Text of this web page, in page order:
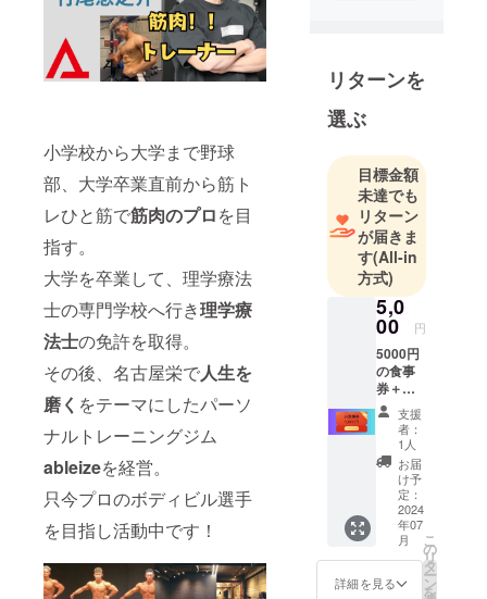
小学校から大学まで野球
部、大学卒業直前から筋ト
レひと筋で筋肉のプロを目
指す。
大学を卒業して、理学療法
士の専門学校へ行き理学療
法士の免許を取得。
その後、名古屋栄で人生を
磨く をテーマにしたパーソ
ナルトレーニングジム
ableizeを経営。
只今プロのボディビル選手
を目指し活動中です！
リターンを
選ぶ
目標金額
未達でも
リターン
が届きま
す(All-in
方式)
5,0
00 円
5000円
の食事
券＋お
礼状 ※
お食事
とドリ
ンクか
らお選
びいた
だけま
す。 ・
食事券
→有効
期限
支援
者：
1人
お届
け予
定：
2024
年07
月
詳細を見る
こ
の
リ
タ
ー
ン
を